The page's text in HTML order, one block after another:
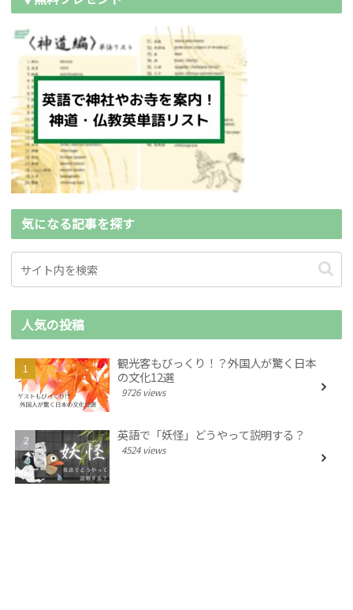
気になる記事を探す
人気の投稿
観光客もびっくり！？外国人が驚く日本
の文化12選
9726 views
英語で「妖怪」どうやって説明する？
4524 views